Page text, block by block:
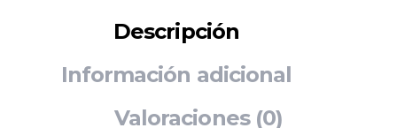
Descripción
Información adicional
Valoraciones (0)